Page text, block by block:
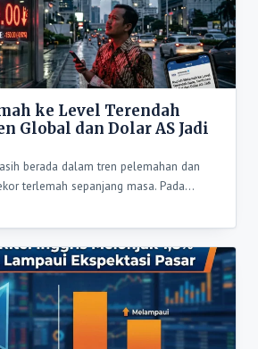
ke Level Terendah
Global dan Dolar AS Jadi
berada dalam tren pelemahan dan
terlemah sepanjang masa. Pada…